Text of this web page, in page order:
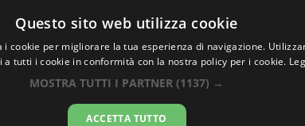
Oraesatta.co
EsattaGordil
Questo sito web utilizza cookie
i cookie per migliorare la tua esperienza di navigazione.
a tutti i cookie in conformità con la nostra policy per i cookie.
MOSTRA TUTTI I PARTNER (1137) →
ACCETTA TUTTO